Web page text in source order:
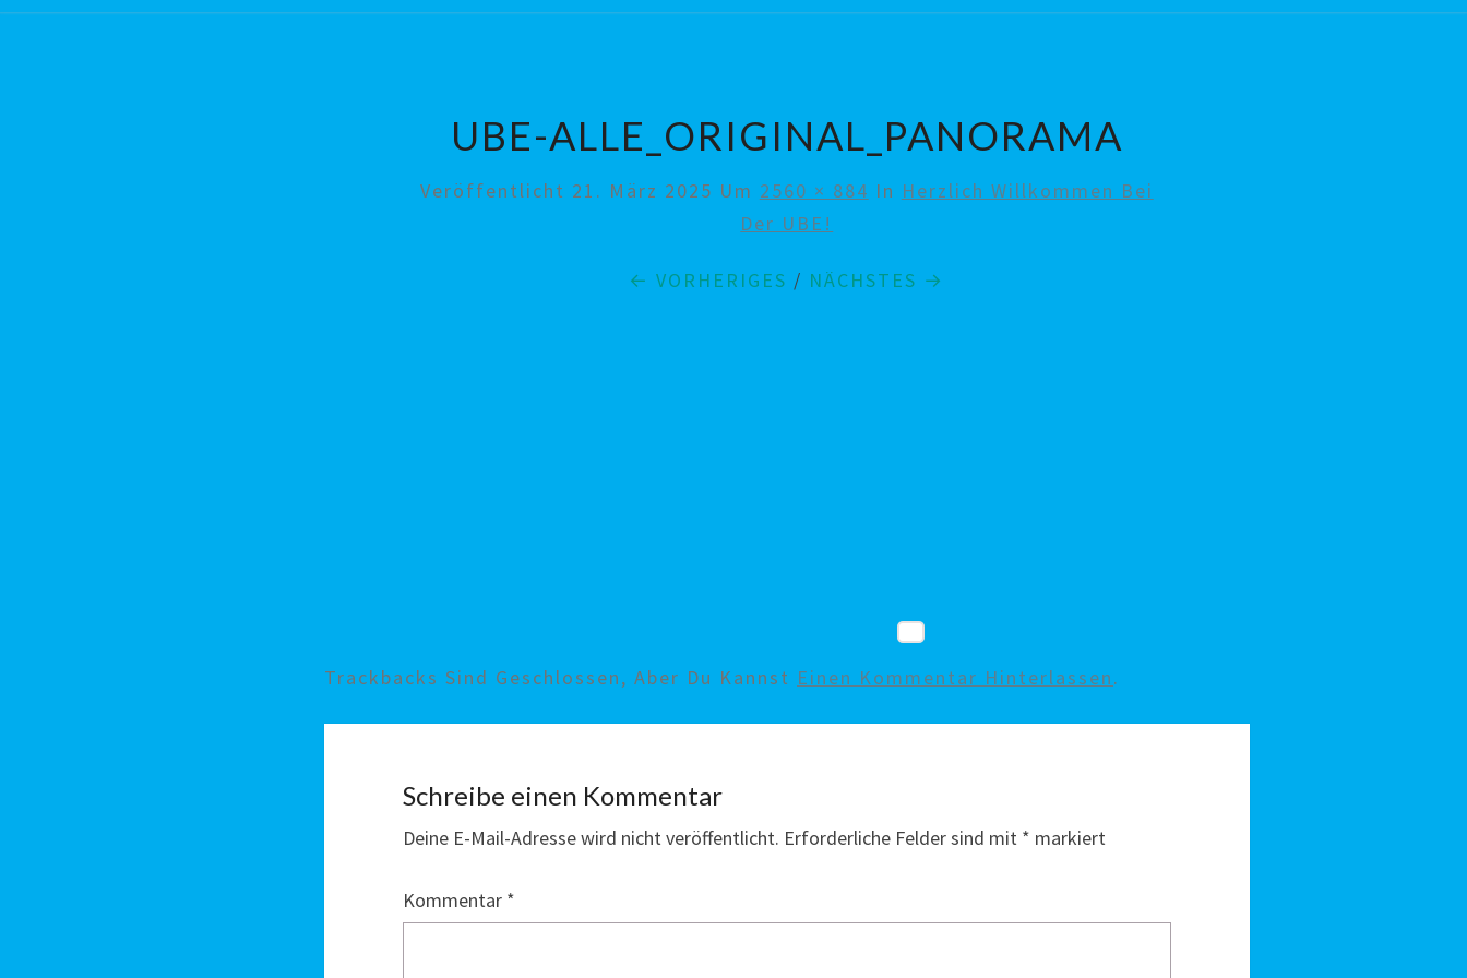
UBE-ALLE_ORIGINAL_PANORAMA
Veröffentlicht 21. März 2025 Um 2560 × 884 In Herzlich Willkommen Bei
Der UBE!
← VORHERIGES / NÄCHSTES →
Trackbacks Sind Geschlossen, Aber Du Kannst Einen Kommentar Hinterlassen.
Schreibe einen Kommentar
Deine E-Mail-Adresse wird nicht veröffentlicht. Erforderliche Felder sind mit * markiert
Kommentar *